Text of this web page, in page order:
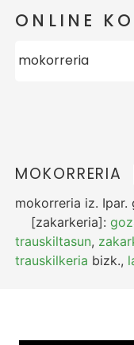
ONLINE
MOKORRERIA
mokorreria iz. Ipar.
[zakarkeria]:
trauskiltasun,
trauskilkeria bizk.,